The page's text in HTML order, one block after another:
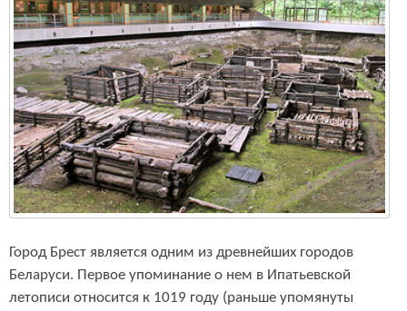
Город Брест является одним из древнейших городов
Беларуси. Первое упоминание о нем в Ипатьевской
летописи относится к 1019 году (раньше упомянуты